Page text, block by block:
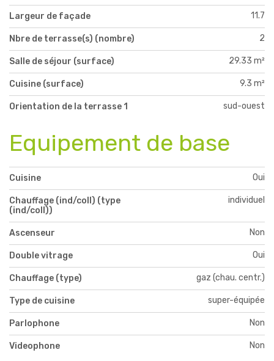
Largeur de façade 11.7
Nbre de terrasse(s) (nombre) 2
Salle de séjour (surface) 29.33 m²
Cuisine (surface) 9.3 m²
Orientation de la terrasse 1 sud-ouest
Equipement de base
Cuisine Oui
Chauffage (ind/coll) (type
(ind/coll))
individuel
Ascenseur Non
Double vitrage Oui
Chauffage (type) gaz (chau. centr.)
Type de cuisine super-équipée
Parlophone Non
Videophone Non